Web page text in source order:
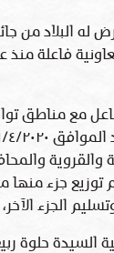
البلاد من
مع مناطق
والقروية
جزء منها
الجزء
السيدة